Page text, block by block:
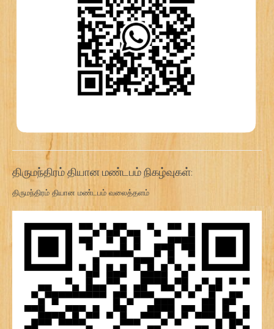
திருமந்திரம் தியான மண்டபம் நிகழ்வுகள்:
திருமந்திரம் தியான மண்டபம் வலைத்தளம்